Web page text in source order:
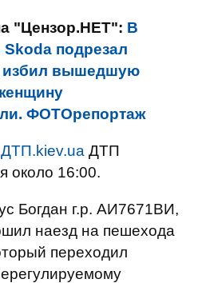
"Цензор.НЕТ": В
подрезал
избил вышедшую
ФОТОрепортаж
ДТП.kiev.ua ДТП
около 16:00.
Богдан г.р. АИ7671ВИ,
наезд на пешехода
переходил